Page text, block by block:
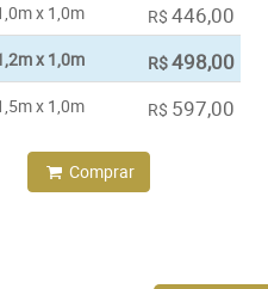
x 1,0m
R$ 446,00
x 1,0m R$498,00
x 1,0m R$ 597,00
Comprar